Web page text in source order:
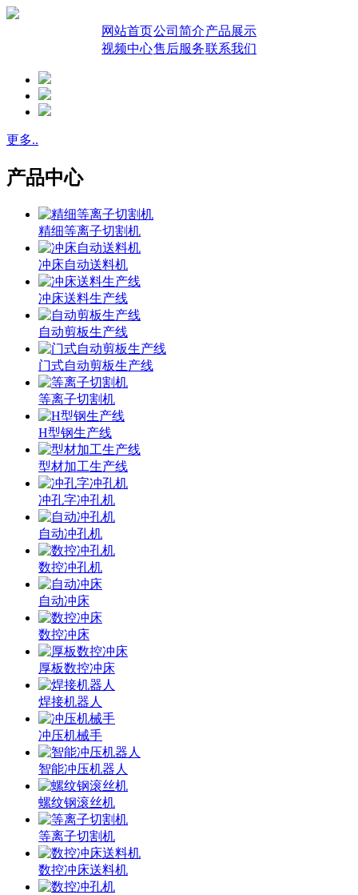
网站首页公司简介产品展示
视频中心售后服务联系我们
更多..
产品中心
精细等离子切割机
冲床自动送料机
冲床送料生产线
自动剪板生产线
门式自动剪板生产线
等离子切割机
H型钢生产线
型材加工生产线
冲孔字冲孔机
自动冲孔机
数控冲孔机
自动冲床
数控冲床
厚板数控冲床
焊接机器人
冲压机械手
智能冲压机器人
螺纹钢滚丝机
等离子切割机
数控冲床送料机